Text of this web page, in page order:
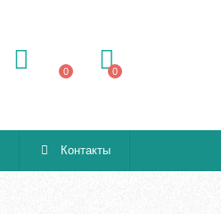
0 0
Контакты